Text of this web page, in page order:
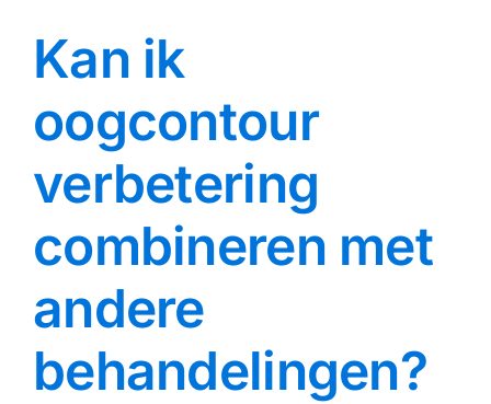
Kan ik
oogcontour
verbetering
combineren met
andere
behandelingen?